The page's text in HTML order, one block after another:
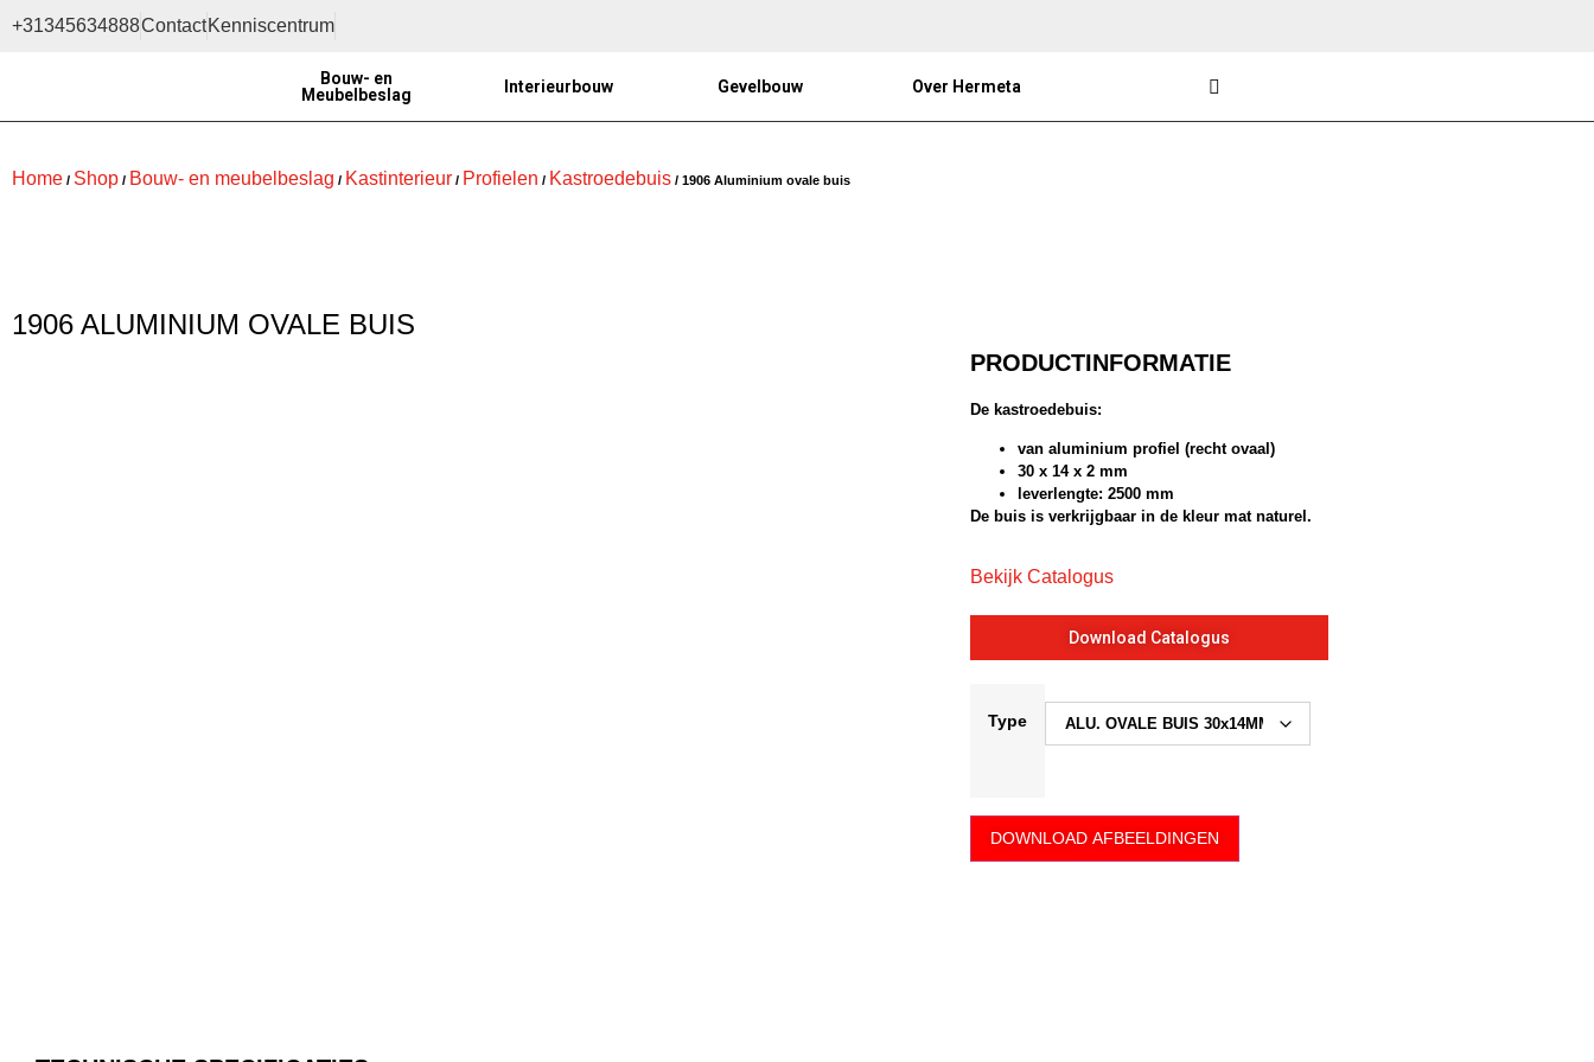
+31345634888ContactKenniscentrum
Bouw- en
Meubelbeslag
Interieurbouw Gevelbouw Over Hermeta
Home / Shop / Bouw- en meubelbeslag / Kastinterieur / Profielen / Kastroedebuis / 1906 Aluminium ovale buis
1906 ALUMINIUM OVALE BUIS
PRODUCTINFORMATIE
De kastroedebuis:
van aluminium profiel (recht ovaal)
30 x 14 x 2 mm
leverlengte: 2500 mm
De buis is verkrijgbaar in de kleur mat naturel.
Bekijk Catalogus
Download Catalogus
Type
DOWNLOAD AFBEELDINGEN